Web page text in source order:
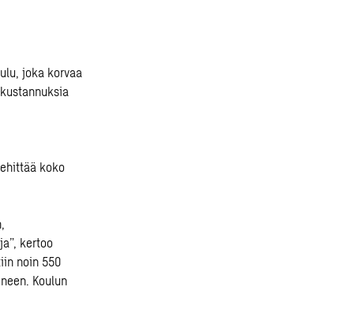
joka korvaa
koko
kertoo
noin 550
Koulun